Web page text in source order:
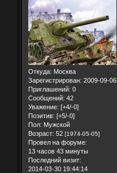
Откуда: Москва
Зарегистрирован: 2009-09-06
Приглашений: 0
Сообщений: 42
Уважение: [+4/-0]
Позитив: [+5/-0]
Пол: Мужской
Возраст: 52 [1974-05-05]
Провел на форуме:
13 часов 43 минуты
Последний визит:
2014-03-30 19:44:14